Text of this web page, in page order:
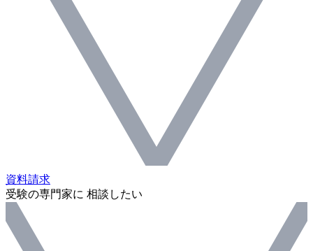
資料請求
受験の専門家に 相談したい